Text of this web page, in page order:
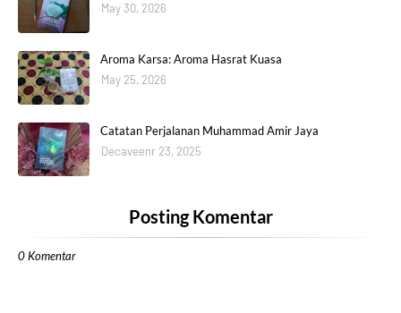
May 30, 2026
Aroma Karsa: Aroma Hasrat Kuasa
May 25, 2026
Catatan Perjalanan Muhammad Amir Jaya
Decaveenr 23, 2025
Posting Komentar
0 Komentar